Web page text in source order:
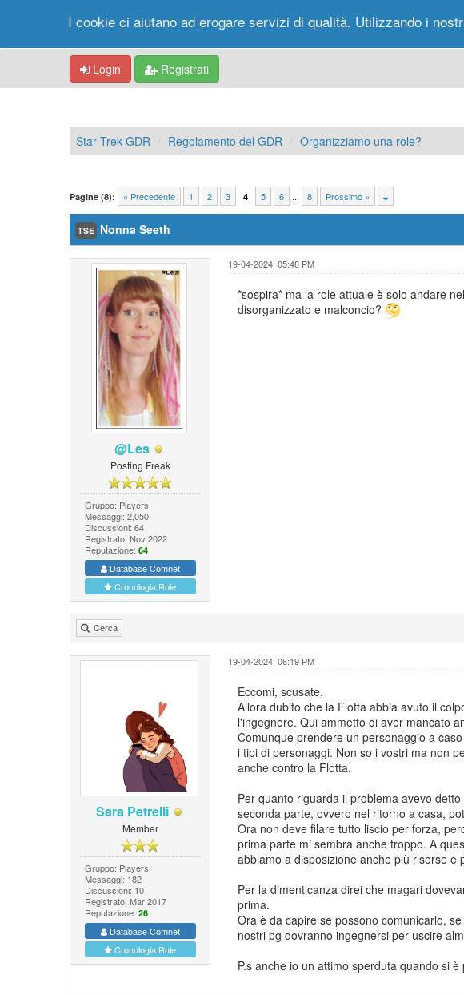
Portale
Login Registrati
Star Trek GDR Regolamento del GDR Organizziamo una role?
Pagine (8): « Precedente 1 2 3 4 5 6 ... 8 Prossimo »
TSE Nonna Seeth
@Les
Posting Freak
Gruppo: Players
Messaggi: 2,050
Discussioni: 64
Registrato: Nov 2022
Reputazione: 64
Database Comnet
Cronologia Role
19-04-2024, 05:48 PM
*sospira* ma la role attuale è solo andare
disorganizzato e malconcio?
Cerca
Sara Petrelli
Member
Gruppo: Players
Messaggi: 182
Discussioni: 10
Registrato: Mar 2017
Reputazione: 26
Database Comnet
Cronologia Role
19-04-2024, 06:19 PM
Eccomi, scusate.
Allora dubito che la Flotta abbia avuto il
l'ingegnere. Qui ammetto di aver mancato
Comunque prendere un personaggio a
i tipi di personaggi. Non so i vostri ma non
anche contro la Flotta.
Per quanto riguarda il problema avevo
seconda parte, ovvero nel ritorno a casa,
Ora non deve filare tutto liscio per forza,
prima parte mi sembra anche troppo. A
abbiamo a disposizione anche più risorse e
Per la dimenticanza direi che magari
prima.
Ora è da capire se possono comunicarlo,
nostri pg dovranno ingegnersi per uscire
P.s anche io un attimo sperduta quando si
I cookie ci aiutano ad erogare servizi di qualità. Utilizzando i